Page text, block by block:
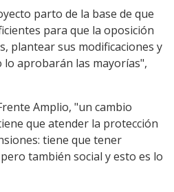
parto de la base de que
para que la oposición
plantear sus modificaciones y
lo aprobarán las mayorías",
Amplio, "un cambio
que atender la protección
tiene que tener
también social y esto es lo